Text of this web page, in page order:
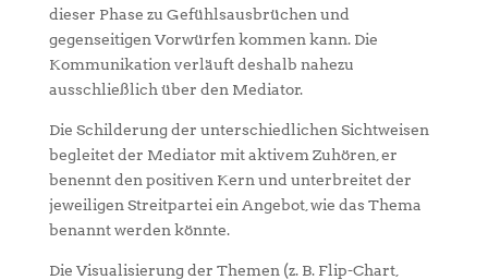
dieser Phase zu Gefühlsausbrüchen und
gegenseitigen Vorwürfen kommen kann. Die
Kommunikation verläuft deshalb nahezu
ausschließlich über den Mediator.
Die Schilderung der unterschiedlichen Sichtweisen
begleitet der Mediator mit aktivem Zuhören, er
benennt den positiven Kern und unterbreitet der
jeweiligen Streitpartei ein Angebot, wie das Thema
benannt werden könnte.
Die Visualisierung der Themen (z. B. Flip-Chart,